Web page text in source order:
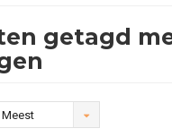
getagd
Meest